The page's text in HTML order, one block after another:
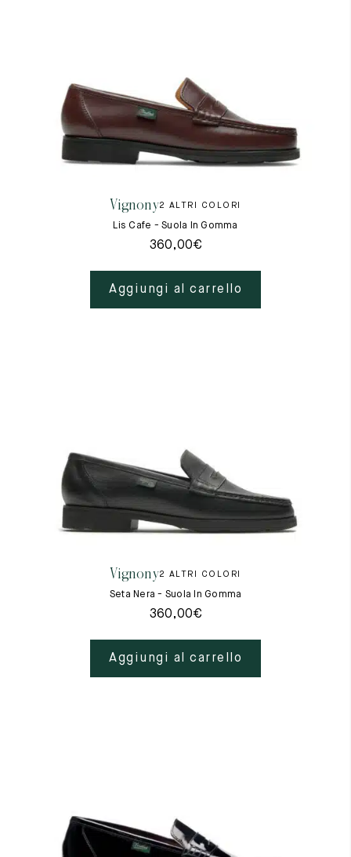
Vignony2 ALTRI COLORI
Lis Cafe - Suola In Gomma
360,00€
Aggiungi al carrello
Vignony2 ALTRI COLORI
Seta Nera - Suola In Gomma
360,00€
Aggiungi al carrello